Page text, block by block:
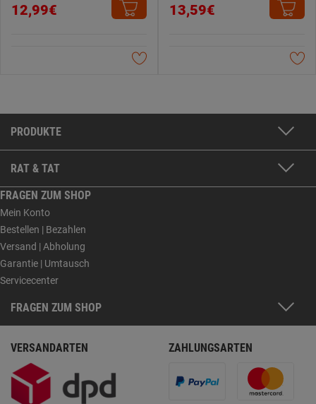
12,99€ 13,59€
PRODUKTE
RAT & TAT
FRAGEN ZUM SHOP
Mein Konto
Bestellen | Bezahlen
Versand | Abholung
Garantie | Umtausch
Servicecenter
FRAGEN ZUM SHOP
VERSANDARTEN ZAHLUNGSARTEN